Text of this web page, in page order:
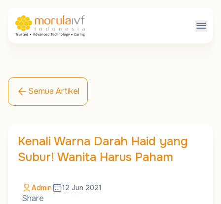
Semua Artikel
Kenali Warna Darah Haid yang
Subur! Wanita Harus Paham
Admin 12 Jun 2021
Share